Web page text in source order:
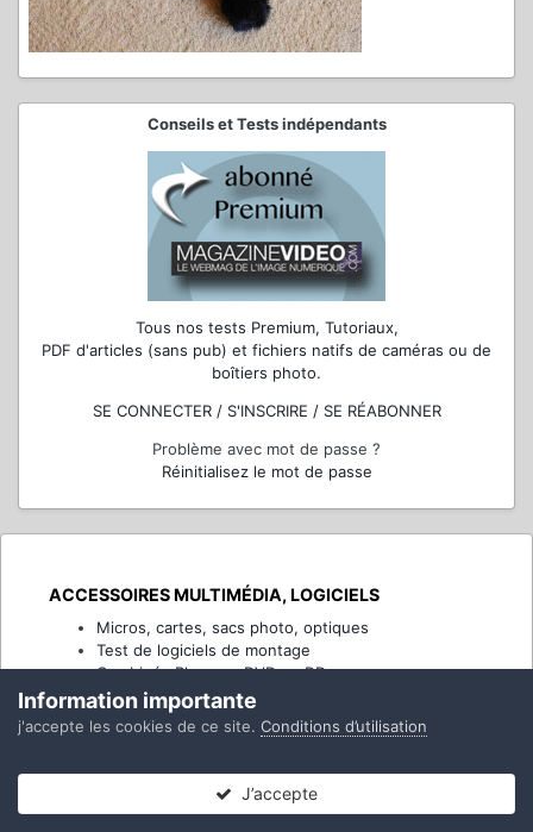
Conseils et Tests indépendants
Tous nos tests Premium, Tutoriaux,
PDF d'articles (sans pub) et fichiers natifs de caméras ou de
boîtiers photo.
SE CONNECTER / S'INSCRIRE / SE RÉABONNER
Problème avec mot de passe ?
Réinitialisez le mot de passe
ACCESSOIRES MULTIMÉDIA, LOGICIELS
Micros, cartes, sacs photo, optiques
Test de logiciels de montage
Combinés Blu-ray - DVD ou DD
Technique vidéo
Information importante
j'accepte les cookies de ce site. Conditions d’utilisation
J’accepte